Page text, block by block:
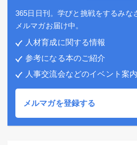
365日日刊。学びと挑戦をするみな
メルマガお届け中。
人材育成に関する情報
参考になる本のご紹介
人事交流会などのイベント案内
メルマガを登録する